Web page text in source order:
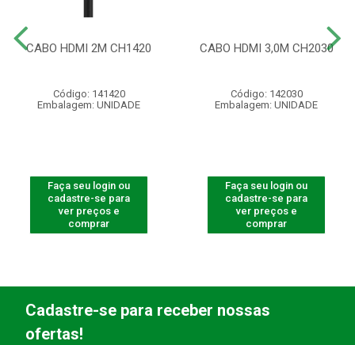
CABO HDMI 2M CH1420
Código: 141420
Embalagem: UNIDADE
Faça seu login ou
cadastre-se para
ver preços e
comprar
CABO HDMI 3,0M CH2030
Código: 142030
Embalagem: UNIDADE
Faça seu login ou
cadastre-se para
ver preços e
comprar
Cadastre-se para receber nossas
ofertas!